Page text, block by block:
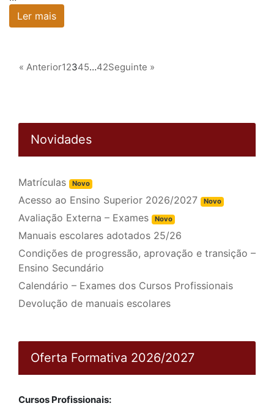
Ler mais
« Anterior12345…42Seguinte »
Novidades
Matrículas Novo
Acesso ao Ensino Superior 2026/2027 Novo
Avaliação Externa – Exames Novo
Manuais escolares adotados 25/26
Condições de progressão, aprovação e transição –
Ensino Secundário
Calendário – Exames dos Cursos Profissionais
Devolução de manuais escolares
Oferta Formativa 2026/2027
Cursos Profissionais: